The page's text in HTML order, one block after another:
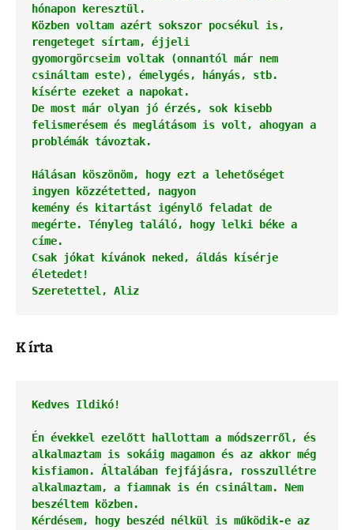
hónapon keresztül.
Közben voltam azért sokszor pocsékul is,
rengeteget sírtam, éjjeli
gyomorgörcseim voltak (onnantól már nem
csináltam este), émelygés,
hányás, stb.
kísérte ezeket a napokat.
De most már olyan jó érzés, sok kisebb
felismerésem és meglátásom is volt, ahogyan a
problémák távoztak.
Hálásan köszönöm, hogy ezt a lehetőséget
ingyen közzétetted, nagyon
kemény és kitartást igénylő feladat de
megérte. Tényleg találó, hogy lelki béke a
Csak jókat kívánok neked, áldás kísérje
Szeretettel,
K írta
Kedves Ildikó!
Én évekkel ezelőtt hallottam a módszerről, és
alkalmaztam is sokáig magamon és az akkor még
kisfiamon. Általában fejfájásra, rosszullétre
alkalmaztam, a fiamnak is én csináltam. Nem
beszéltem közben.
Kérdésem, hogy beszéd nélkül is működik-e az